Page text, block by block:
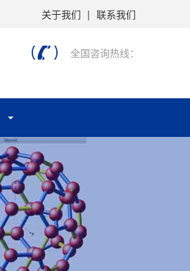
关于我们 | 联系我们
全国咨询热线：